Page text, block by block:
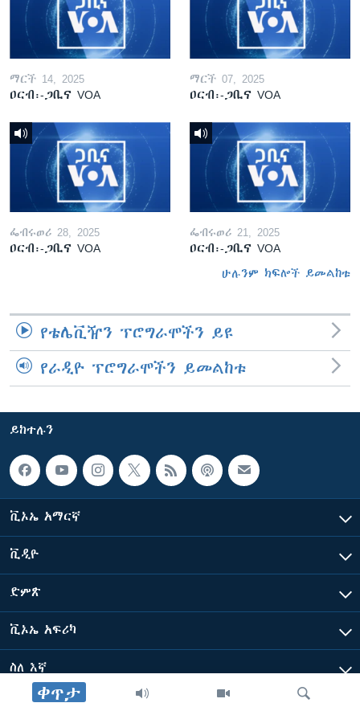
ቀጥታ
ማርች 14, 2025
ዐርብ፡-ጋቢና VOA
ማርች 07, 2025
ዐርብ፡-ጋቢና VOA
ፌብሩወሪ 28, 2025
ዐርብ፡-ጋቢና VOA
ፌብሩወሪ 21, 2025
ዐርብ፡-ጋቢና VOA
ሁሉንም ክፍሎች ይመልከቱ
የቴሌቪዥን ፕሮግራሞችን ይዩ
የራዲዮ ፕሮግራሞችን ይመልከቱ
ይከተሉን
ቪኦኤ አማርኛ
ቪዲዮ
ድምጽ
ቪኦኤ አፍሪካ
ስለ እኛ